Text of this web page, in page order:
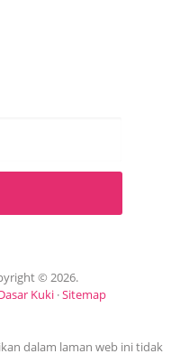
© 2026.
Kuki ·Sitemap
dalam laman web ini tidak